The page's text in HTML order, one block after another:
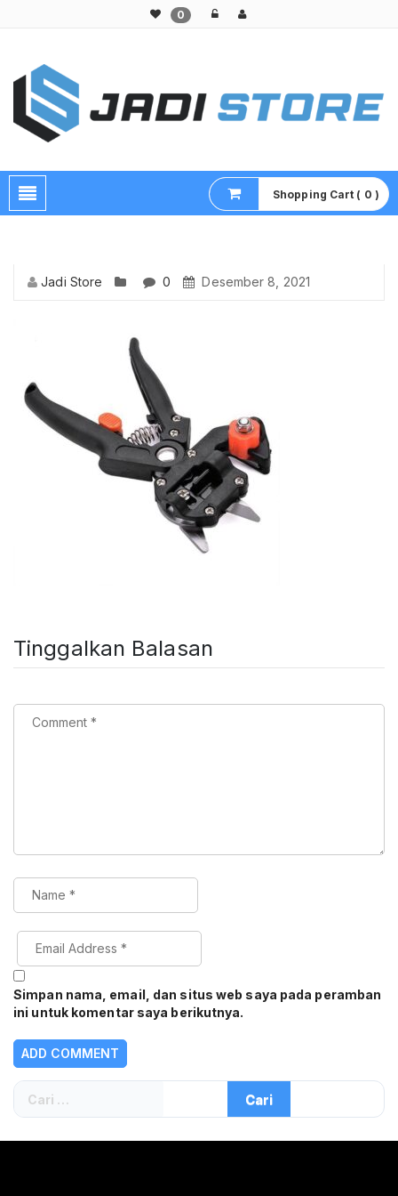
0
Shopping Cart ( 0 )
Jadi Store 0 Desember 8, 2021
Tinggalkan Balasan
Simpan nama, email, dan situs web saya pada peramban
ini untuk komentar saya berikutnya.
Cari
untuk: